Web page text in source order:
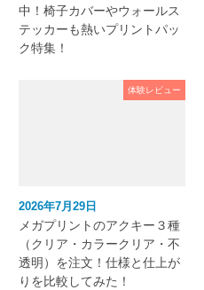
中！椅子カバーやウォールス
テッカーも熱いプリントパッ
ク特集！
体験レビュー
2026年7月29日
メガプリントのアクキー３種
（クリア・カラークリア・不
透明）を注文！仕様と仕上が
りを比較してみた！